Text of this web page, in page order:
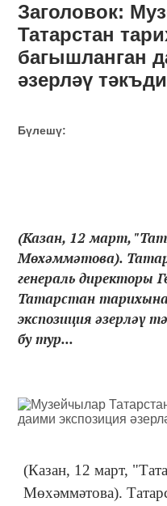
Заголовок:
Татарстан
багышланган
әзерләү
Бүлешү:
(Казан, 12 март,
Мөхәммәтова).
генераль директоры
Татарстан
экспозиция әзерләү
бу тур...
(Казан, 12 март,
Мөхәммәтова).